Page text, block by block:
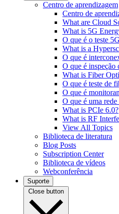
Centro de aprendizagem
Centro de
What are Cloud
What is 5G
O que é o teste
What is a
O que é
O que é inspeção
What is Fiber
O que é teste de
O que é
O que é uma
What is PCIe 6.0?
What is RF
View All Topics
Biblioteca de literatura
Blog Posts
Subscription Center
Biblioteca de vídeos
Webconferência
Suporte
Close button